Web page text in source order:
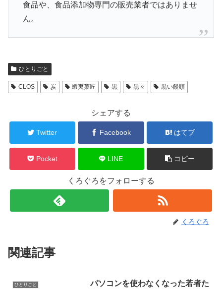
食品や、食品添加物専門の販売業者ではありませ
ん。
ひとりごと
CLOS 炭 蝦夷菓匠 黒 黒々 黒い饅頭
シェアする
Twitter Facebook はてブ
Pocket LINE コピー
くろぐろをフォローする
くろぐろ
関連記事
ひとりごと
パソコンを使わなくなった若者た